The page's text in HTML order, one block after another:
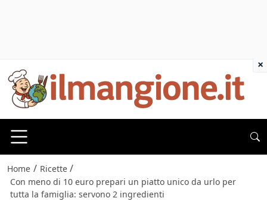
Home / Ricette /
Con meno di 10 euro prepari un piatto unico da urlo per
tutta la famiglia: servono 2 ingredienti
×